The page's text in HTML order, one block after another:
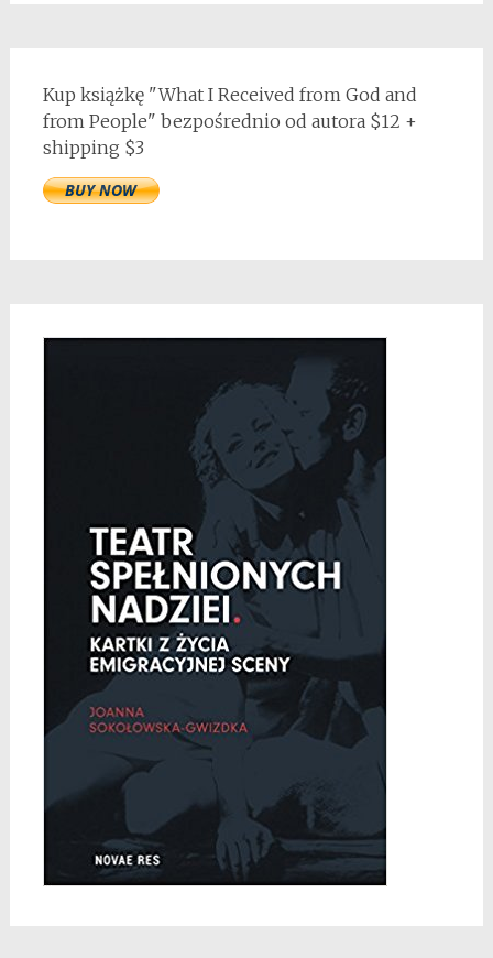
Kup książkę "What I Received from God and
from People" bezpośrednio od autora $12 +
shipping $3